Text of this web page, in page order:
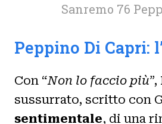
Sanremo 76
Peppino Di Capri:
Con “Non lo faccio più
sussurrato, scritto con
sentimentale, di una